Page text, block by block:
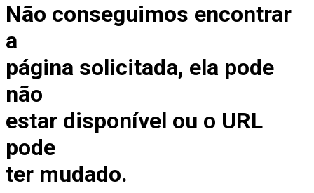
Não conseguimos encontrar
a
página solicitada, ela pode
não
estar disponível ou o URL
pode
ter mudado.